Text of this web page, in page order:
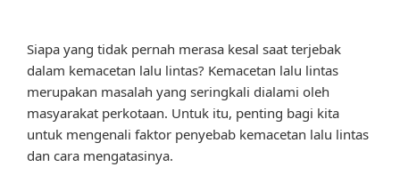
Siapa yang tidak pernah merasa kesal saat terjebak
dalam kemacetan lalu lintas? Kemacetan lalu lintas
merupakan masalah yang seringkali dialami oleh
masyarakat perkotaan. Untuk itu, penting bagi kita
untuk mengenali faktor penyebab kemacetan lalu lintas
dan cara mengatasinya.